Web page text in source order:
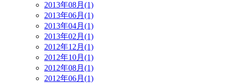
2013年08月(1)
2013年06月(1)
2013年04月(1)
2013年02月(1)
2012年12月(1)
2012年10月(1)
2012年08月(1)
2012年06月(1)